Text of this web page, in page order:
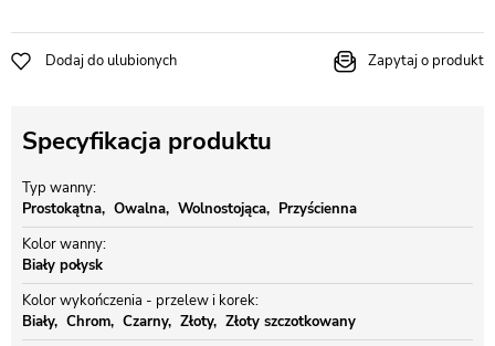
Dodaj do ulubionych Zapytaj o produkt
Specyfikacja produktu
Typ wanny
Prostokątna
Owalna Wolnostojąca
Przyścienna
Kolor wanny
Biały połysk
Kolor wykończenia - przelew i korek
Biały
Chrom Czarny Złoty
Złoty szczotkowany